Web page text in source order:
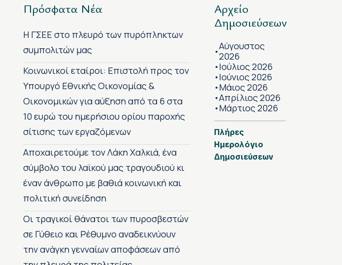
Πρόσφατα Νέα
H ΓΣΕΕ στο πλευρό των πυρόπληκτων
συμπολιτών μας
Κοινωνικοί εταίροι: Επιστολή προς τον
Υπουργό Εθνικής Οικονομίας &
Οικονομικών για αύξηση από τα 6 στα
10 ευρώ του ημερήσιου ορίου παροχής
σίτισης των εργαζόμενων
Αποχαιρετούμε τον Λάκη Χαλκιά, ένα
σύμβολο του λαϊκού μας τραγουδιού κι
έναν άνθρωπο με βαθιά κοινωνική και
πολιτική συνείδηση
Οι τραγικοί θάνατοι των πυροσβεστών
σε Γύθειο και Ρέθυμνο αναδεικνύουν
την ανάγκη γενναίων αποφάσεων από
Αρχείο
Δημοσιεύσεων
•Αύγουστος
2026
•Ιούλιος 2026
•Ιούνιος 2026
•Μάιος 2026
•Απρίλιος 2026
•Μάρτιος 2026
Πλήρες
Ημερολόγιο
Δημοσιεύσεων